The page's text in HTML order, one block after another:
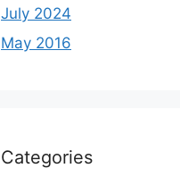
July 2024
May 2016
Categories